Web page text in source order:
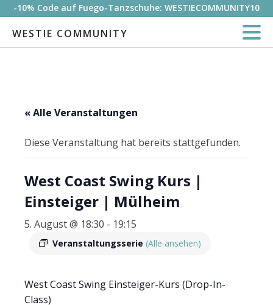
-10% Code auf Fuego-Tanzschuhe: WESTIECOMMUNITY10
WESTIE COMMUNITY
« Alle Veranstaltungen
Diese Veranstaltung hat bereits stattgefunden.
West Coast Swing Kurs |
Einsteiger | Mülheim
5. August @ 18:30 - 19:15
Veranstaltungsserie (Alle ansehen)
West Coast Swing Einsteiger-Kurs (Drop-In-
Class)